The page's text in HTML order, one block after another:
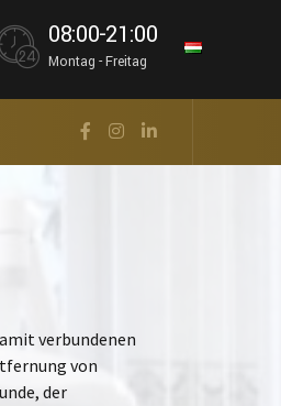
08:00-21:00
Montag - Freitag
verbundenen
von
der